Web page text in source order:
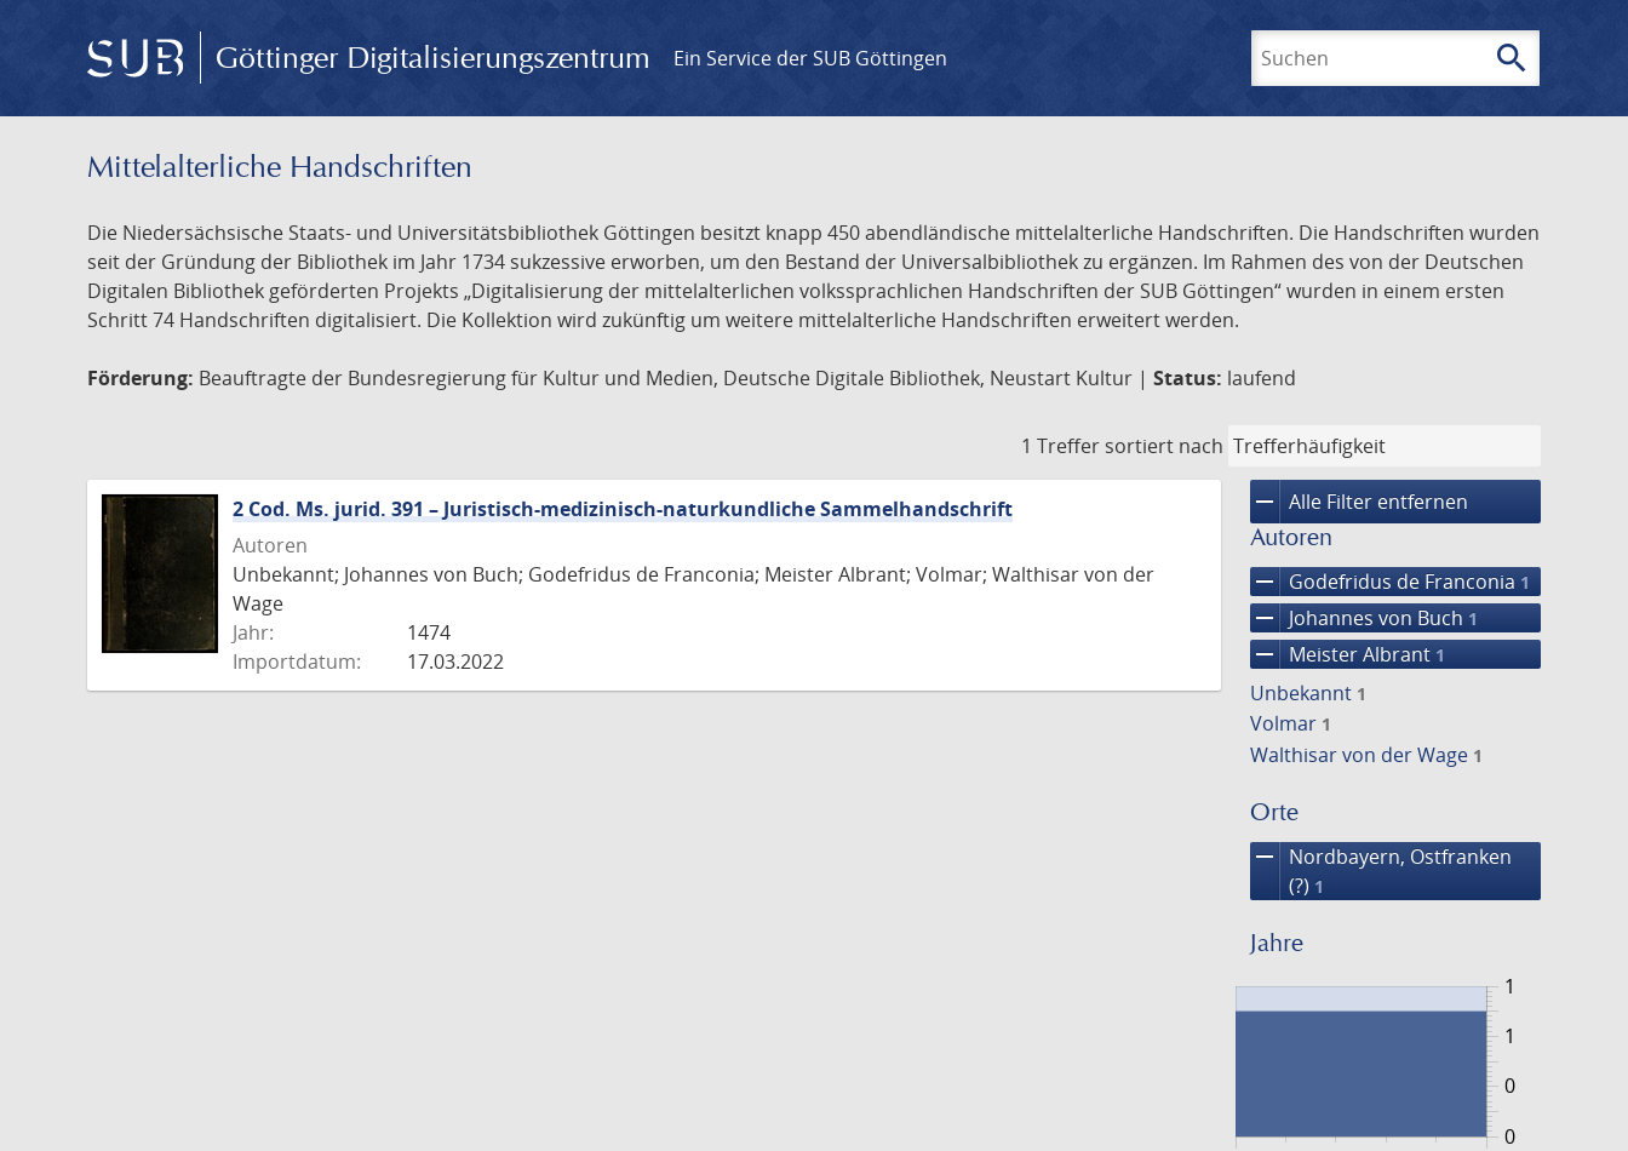
Göttinger Digitalisierungszentrum Ein Service der SUB Göttingen search
Mittelalterliche Handschriften
Die Niedersächsische Staats- und Universitätsbibliothek Göttingen besitzt knapp 450 abendländische mittelalterliche Handschriften. Die Handschriften wurden
seit der Gründung der Bibliothek im Jahr 1734 sukzessive erworben, um den Bestand der Universalbibliothek zu ergänzen. Im Rahmen des von der Deutschen
Digitalen Bibliothek geförderten Projekts „Digitalisierung der mittelalterlichen volkssprachlichen Handschriften der SUB Göttingen“ wurden in einem ersten
Schritt 74 Handschriften digitalisiert. Die Kollektion wird zukünftig um weitere mittelalterliche Handschriften erweitert werden.
Förderung: Beauftragte der Bundesregierung für Kultur und Medien, Deutsche Digitale Bibliothek, Neustart Kultur | Status: laufend
1 Treffer sortiert nach
remove Alle Filter entfernen
Autoren
remove Godefridus de Franconia 1
remove Johannes von Buch 1
remove Meister Albrant 1
Unbekannt 1
Volmar 1
Walthisar von der Wage 1
Orte
remove
Nordbayern, Ostfranken
(?) 1
Jahre
0
1
0
1
2 Cod. Ms. jurid. 391 – Juristisch-medizinisch-naturkundliche Sammelhandschrift
Autoren
Unbekannt; Johannes von Buch; Godefridus de Franconia; Meister Albrant; Volmar; Walthisar von der
Wage
Jahr:
1474
Importdatum:
17.03.2022